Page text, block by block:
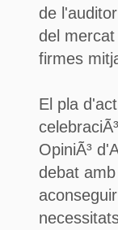
de
del
firmes
El pla
OpiniÃ³
debat